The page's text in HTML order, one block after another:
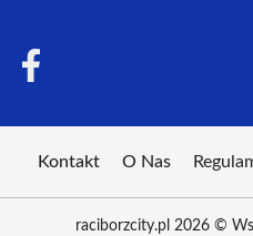
Kontakt O Nas
raciborzcity.pl 2026 ©